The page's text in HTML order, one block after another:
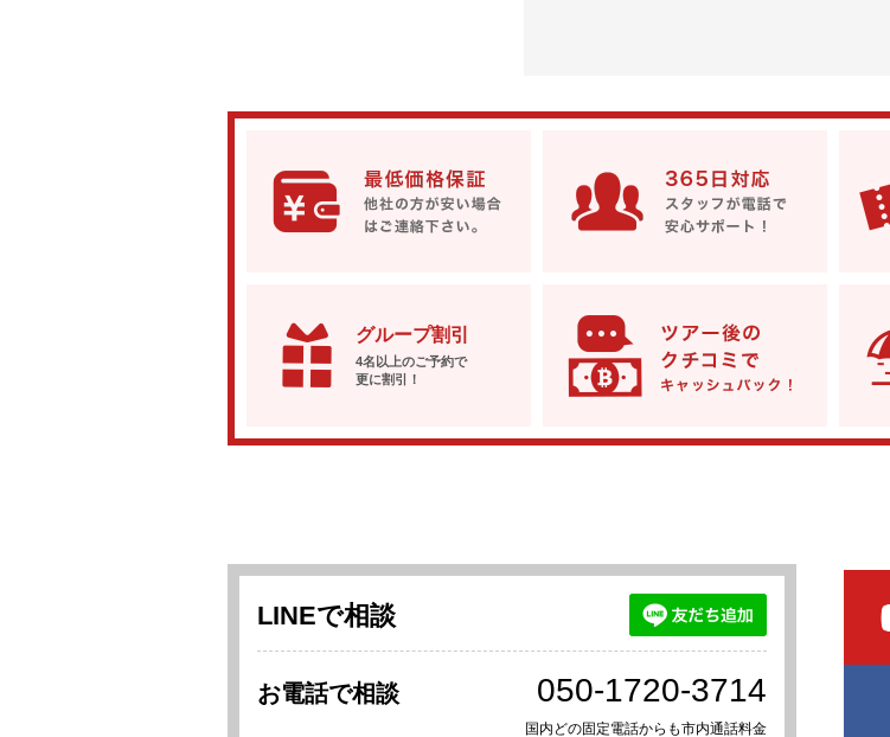
グループ割引
4名以上のご予約で
更に割引！
LINEで相談
お電話で相談 050-1720-3714
国内どの固定電話からも市内通話料金